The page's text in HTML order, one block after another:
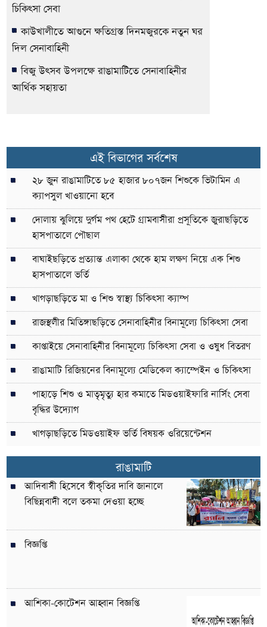
চিকিৎসা সেবা
কাউখালীতে আগুনে ক্ষতিগ্রস্ত দিনমজুরকে নতুন ঘর
দিল সেনাবাহিনী
বিজু উৎসব উপলক্ষে রাঙামাটিতে সেনাবাহিনীর
আর্থিক সহায়তা
এই বিভাগের সর্বশেষ
২৮ জুন রাঙামাটিতে ৮৫ হাজার ৮০৭জন শিশুকে ভিটামিন এ
ক্যাপসুল খাওয়ানো হবে
দোলায় ঝুলিয়ে দুর্গম পথ হেটে গ্রামবাসীরা প্রসূতিকে জুরাছড়িতে
হাসপাতালে পৌছাল
বাঘাইছড়িতে প্রত্যান্ত এলাকা থেকে হাম লক্ষণ নিয়ে এক শিশু
হাসপাতালে ভর্তি
খাগড়াছড়িতে মা ও শিশু স্বাস্থ্য চিকিৎসা ক্যাম্প
রাজস্থলীর মিতিঙ্গাছড়িতে সেনাবাহিনীর বিনামূল্যে চিকিৎসা সেবা
কাপ্তাইয়ে সেনাবাহিনীর বিনামূল্যে চিকিৎসা সেবা ও ওষুধ বিতরণ
রাঙামাটি রিজিয়নের বিনামূল্যে মেডিকেল ক্যাম্পেইন ও চিকিৎসা
পাহাড়ে শিশু ও মাতৃমৃত্যু হার কমাতে মিডওয়াইফারি নার্সিং সেবা
বৃদ্ধির উদ্যোগ
খাগড়াছড়িতে মিডওয়াইফ ভর্তি বিষয়ক ওরিয়েন্টেশন
রাঙামাটি
আদিবাসী হিসেবে স্বীকৃতির দাবি জানালে
বিছিন্নবাদী বলে তকমা দেওয়া হচ্ছে
বিজ্ঞপ্তি
আশিকা-কোটেশন আহ্বান বিজ্ঞপ্তি